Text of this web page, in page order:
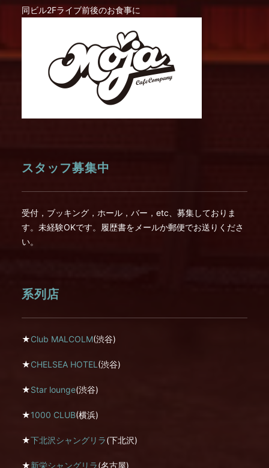
同ビル2Fライブ前後のお食事に
スタッフ募集中
受付，ブッキング，ホール，バー，etc、募集しておりま
す。未経験OKです。履歴書をメールか郵便でお送りくださ
い。
系列店
★Club MALCOLM(渋谷)
★CHELSEA HOTEL (渋谷)
★Star lounge(渋谷)
★1000 CLUB(横浜)
★下北沢シャングリラ(下北沢)
★新栄シャングリラ(名古屋)